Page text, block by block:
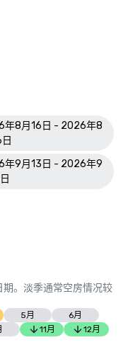
年8月16日 - 2026年8
年9月13日 - 2026年9
。淡季通常空房情况较
5月
6月
11月 12月